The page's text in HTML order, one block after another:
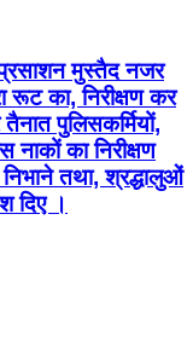
मुस्तैद नजर
का, निरीक्षण कर
पुलिसकर्मियों,
का निरीक्षण
तथा, श्रद्धालुओं
दिए ।